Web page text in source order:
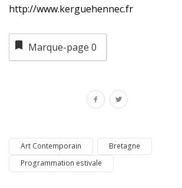
http://www.kerguehennec.fr
Marque-page 0
Art Contemporain
Bretagne
Programmation estivale